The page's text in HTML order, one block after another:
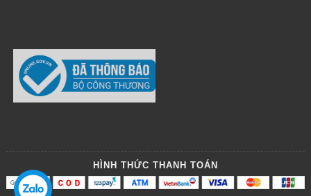
HÌNH THỨC THANH TOÁN